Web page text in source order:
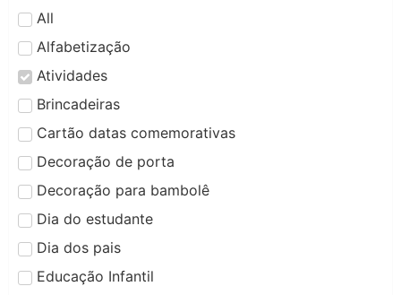
All
Alfabetização
Atividades
Brincadeiras
Cartão datas comemorativas
Decoração de porta
Decoração para bambolê
Dia do estudante
Dia dos pais
Educação Infantil